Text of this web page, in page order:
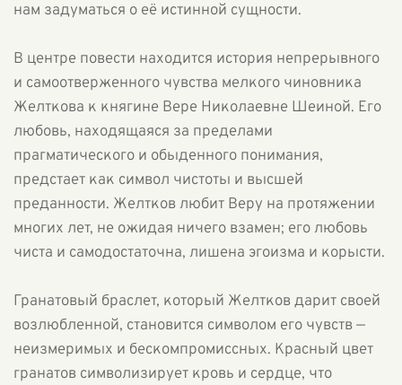
нам задуматься о её истинной сущности.
В центре повести находится история непрерывного
и самоотверженного чувства мелкого чиновника
Желткова к княгине Вере Николаевне Шеиной. Его
любовь, находящаяся за пределами
прагматического и обыденного понимания,
предстает как символ чистоты и высшей
преданности. Желтков любит Веру на протяжении
многих лет, не ожидая ничего взамен; его любовь
чиста и самодостаточна, лишена эгоизма и корысти.
Гранатовый браслет, который Желтков дарит своей
возлюбленной, становится символом его чувств —
неизмеримых и бескомпромиссных. Красный цвет
гранатов символизирует кровь и сердце, что